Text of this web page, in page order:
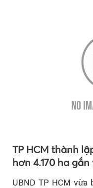
TP HCM thành
hơn 4.170 ha
UBND TP HCM